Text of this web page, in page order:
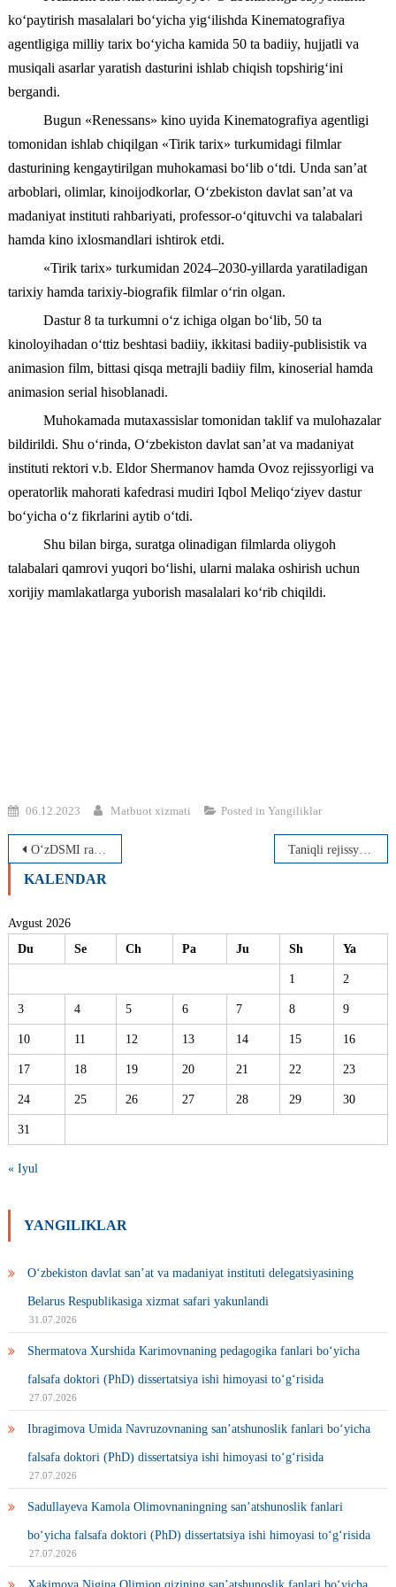
ko‘paytirish masalalari bo‘yicha yig‘ilishda Kinematografiya
agentligiga milliy tarix bo‘yicha kamida 50 ta badiiy, hujjatli va
musiqali asarlar yaratish dasturini ishlab chiqish topshirig‘ini
bergandi.
Bugun «Renessans» kino uyida Kinematografiya agentligi
tomonidan ishlab chiqilgan «Tirik tarix» turkumidagi filmlar
dasturining kengaytirilgan muhokamasi bo‘lib o‘tdi. Unda san’at
arboblari, olimlar, kinoijodkorlar, O‘zbekiston davlat san’at va
madaniyat instituti rahbariyati, professor-o‘qituvchi va talabalari
hamda kino ixlosmandlari ishtirok etdi.
«Tirik tarix» turkumidan 2024–2030-yillarda yaratiladigan
tarixiy hamda tarixiy-biografik filmlar o‘rin olgan.
Dastur 8 ta turkumni o‘z ichiga olgan bo‘lib, 50 ta
kinoloyihadan o‘ttiz beshtasi badiiy, ikkitasi badiiy-publisistik va
animasion film, bittasi qisqa metrajli badiiy film, kinoserial hamda
animasion serial hisoblanadi.
Muhokamada mutaxassislar tomonidan taklif va mulohazalar
bildirildi. Shu o‘rinda, O‘zbekiston davlat san’at va madaniyat
instituti rektori v.b. Eldor Shermanov hamda Ovoz rejissyorligi va
operatorlik mahorati kafedrasi mudiri Iqbol Meliqo‘ziyev dastur
bo‘yicha o‘z fikrlarini aytib o‘tdi.
Shu bilan birga, suratga olinadigan filmlarda oliygoh
talabalari qamrovi yuqori bo‘lishi, ularni malaka oshirish uchun
xorijiy mamlakatlarga yuborish masalalari ko‘rib chiqildi.
06.12.2023 Matbuot xizmati Posted in Yangiliklar
Post
menyusi
O‘zDSMI rahbariyati kutubxona-axborot faoliyati fakulteti sirtqi bo‘lim talabalari bilan uchrashdi
KALENDAR
Avgust 2026
Du
Se Ch Pa Ju Sh Ya
1 2
3 4 5 6 7 8 9
10 11 12 13 14 15 16
17 18 19 20 21 22 23
24 25 26 27 28 29 30
31
« Iyul
YANGILIKLAR
O‘zbekiston davlat san’at va madaniyat instituti delegatsiyasining
Belarus Respublikasiga xizmat safari yakunlandi
31.07.2026
Shermatova Xurshida Karimovnaning pedagogika fanlari bo‘yicha
falsafa doktori (PhD) dissertatsiya ishi himoyasi to‘g‘risida
27.07.2026
Ibragimova Umida Navruzovnaning san’atshunoslik fanlari bo‘yicha
falsafa doktori (PhD) dissertatsiya ishi himoyasi to‘g‘risida
27.07.2026
Sadullayeva Kamola Olimovnaningning san’atshunoslik fanlari
bo‘yicha falsafa doktori (PhD) dissertatsiya ishi himoyasi to‘g‘risida
27.07.2026